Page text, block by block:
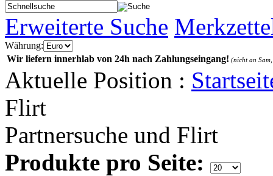
Erweiterte Suche
Währung:
Wir liefern innerhlab von 24h nach Zahlungseingang! (nicht an
Aktuelle Position :
Flirt
Partnersuche und Flirt
Produkte pro Seite: